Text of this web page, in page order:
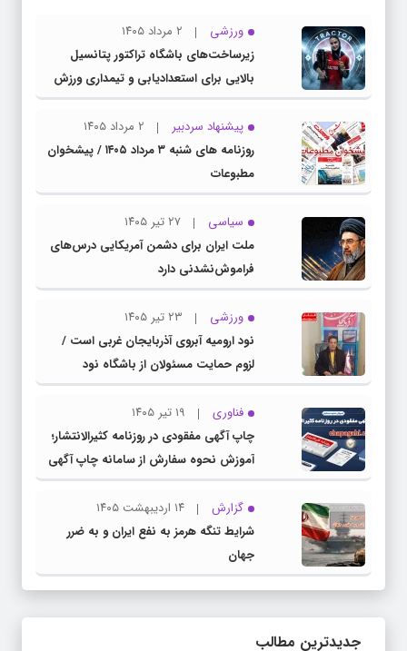
ورزشی
۲ مرداد ۱۴۰۵
زیرساخت‌های باشگاه تراکتور پتانسیل
بالایی برای استعدادیابی و تیمداری ورزش
بانوان دارد
پیشنهاد سردبیر
۲ مرداد ۱۴۰۵
روزنامه های شنبه ۳ مرداد ۱۴۰۵ / پیشخوان
مطبوعات
سیاسی
۲۷ تیر ۱۴۰۵
ملت ایران برای دشمن آمریکایی درس‌های
فراموش‌نشدنی دارد
ورزشی
۲۳ تیر ۱۴۰۵
نود ارومیه آبروی آذربایجان غربی است /
لزوم حمایت مسئولان از باشگاه نود
فناوری
۱۹ تیر ۱۴۰۵
چاپ آگهی مفقودی در روزنامه کثیرالانتشار؛
آموزش نحوه سفارش از سامانه چاپ آگهی
دات کام
گزارش
۱۴ اردیبهشت ۱۴۰۵
شرایط تنگه هرمز به نفع ایران و به ضرر
جهان
جدیدترین مطالب